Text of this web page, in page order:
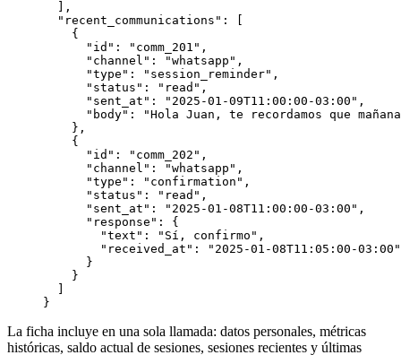
  ],
  "recent_communications"
: [
    {
      "id"
: "comm_201" ,
      "channel"
: "whatsapp" ,
      "type"
: "session_reminder" ,
      "status"
: "read" ,
      "sent_at"
: "2025-01-09T11:00:00-03:00" ,
      "body"
:
"Hola Juan, te recordamos que
    },
    {
      "id"
: "comm_202" ,
      "channel"
: "whatsapp" ,
      "type"
: "confirmation" ,
      "status"
: "read" ,
      "sent_at"
: "2025-01-08T11:00:00-03:00" ,
      "response"
: {
        "text"
: "Sí, confirmo" ,
        "received_at"
:
"2025-01-08T11:05:00-03:00"
      }
    }
  ]
}
La ficha incluye en una sola llamada: datos personales, métricas
históricas, saldo actual de sesiones, sesiones recientes y últimas